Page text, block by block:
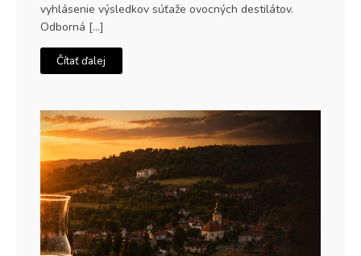
vyhlásenie výsledkov súťaže ovocných destilátov.
Odborná […]
Čítať ďalej